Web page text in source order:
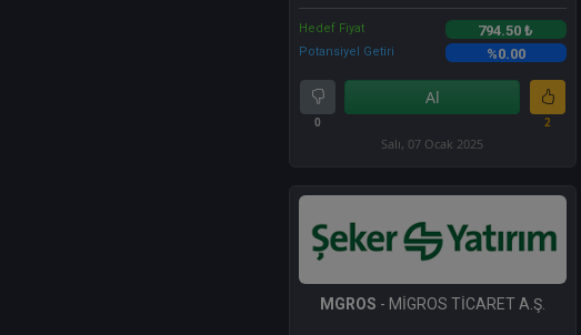
Hedef Fiyat 794.50 ₺
Potansiyel Getiri %0.00
0
Al
2
Salı, 07 Ocak 2025
MGROS - MİGROS TİCARET A.Ş.